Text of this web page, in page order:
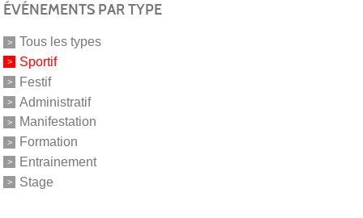
ÉVÉNEMENTS PAR TYPE
Tous les types
Sportif
Festif
Administratif
Manifestation
Formation
Entrainement
Stage